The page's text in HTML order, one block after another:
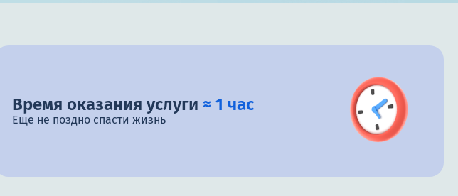
Время оказания услуги ≈ 1 час
Еще не поздно спасти жизнь